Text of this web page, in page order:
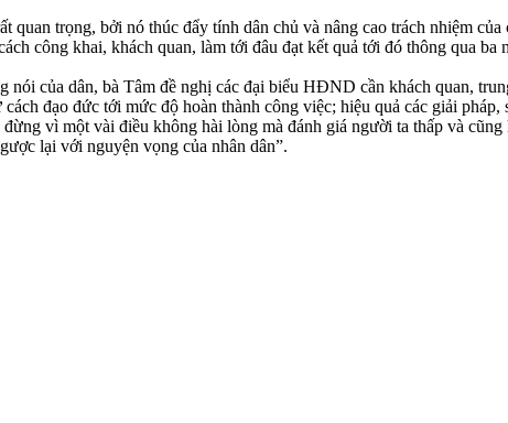
trọng, bởi nó thúc đẩy tính dân chủ và nâng cao trách nhiệm
công khai, khách quan, làm tới đâu đạt kết quả tới đó thông qua
của dân, bà Tâm đề nghị các đại biểu HĐND cần khách quan,
đạo đức tới mức độ hoàn thành công việc; hiệu quả các giải
vì một vài điều không hài lòng mà đánh giá người ta thấp và
lại với nguyện vọng của nhân dân”.